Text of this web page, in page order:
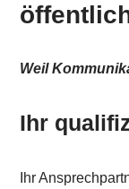
Weil
Ihr
Ihr